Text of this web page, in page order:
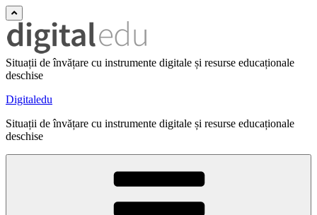
Situații de învățare cu instrumente digitale și resurse educaționale
deschise
Digitaledu
Situații de învățare cu instrumente digitale și resurse educaționale
deschise